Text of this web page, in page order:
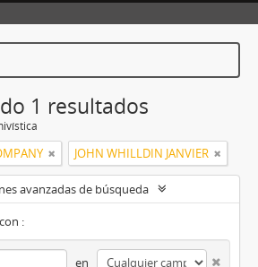
1 resultados
JOHN WHILLDIN JANVIER
avanzadas de búsqueda
:
en